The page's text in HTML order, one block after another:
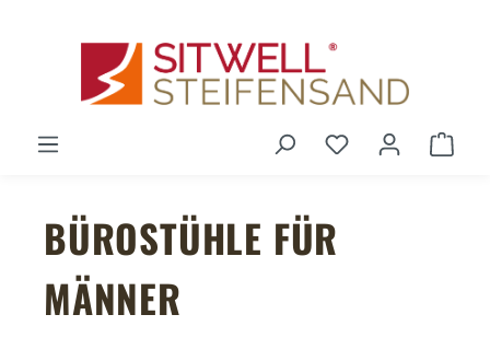
Du hast 0
BÜROSTÜHLE FÜR
MÄNNER